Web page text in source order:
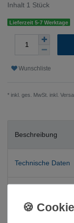
Inhalt 1 Stück
Lieferzeit 5-7 Werktage
Wunschliste
* inkl. ges. MwSt. inkl.
Beschreibung
Technische Daten